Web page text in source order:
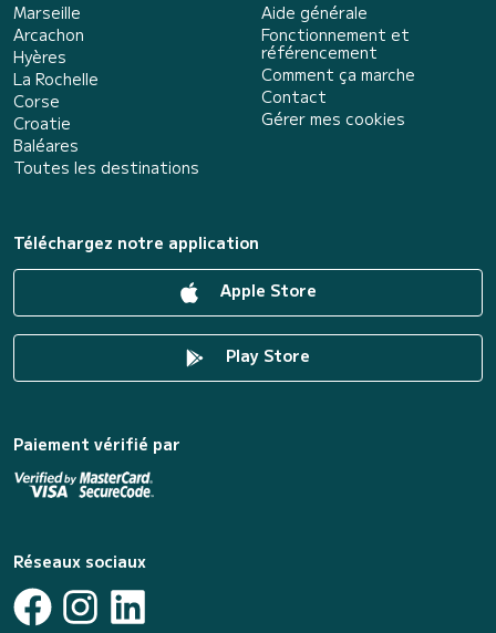
Marseille
Arcachon
Hyères
La Rochelle
Corse
Croatie
Baléares
Toutes les destinations
Aide générale
Fonctionnement et
référencement
Comment ça marche
Contact
Gérer mes cookies
Téléchargez notre application
Apple Store
Play Store
Paiement vérifié par
Réseaux sociaux